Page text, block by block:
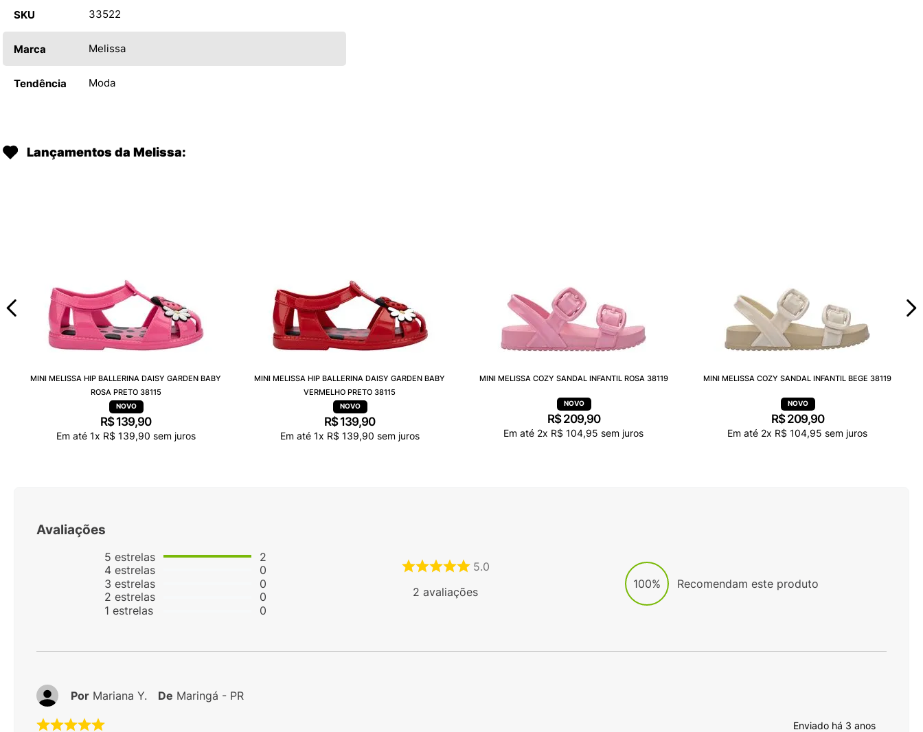
SKU 33522
Marca Melissa
Tendência Moda
Lançamentos da Melissa:
MINI MELISSA HIP BALLERINA DAISY GARDEN BABY
ROSA PRETO 38115
R$ 139,90
Em até 1x R$ 139,90 sem juros
MINI MELISSA HIP BALLERINA DAISY GARDEN BABY
VERMELHO PRETO 38115
R$ 139,90
Em até 1x R$ 139,90 sem juros
MINI MELISSA COZY SANDAL INFANTIL ROSA 38119
R$ 209,90
Em até 2x R$ 104,95 sem juros
MINI MELISSA COZY SANDAL INFANTIL BEGE 38119
R$ 209,90
Em até 2x R$ 104,95 sem juros
Avaliações
5 estrelas
4estrelas
3 estrelas
2 estrelas
1 estrelas
2
0
0
0
0
5.0
2 avaliações
100% Recomendam este produto
Enviado há 3 anos
Por Mariana Y. De Maringá - PR